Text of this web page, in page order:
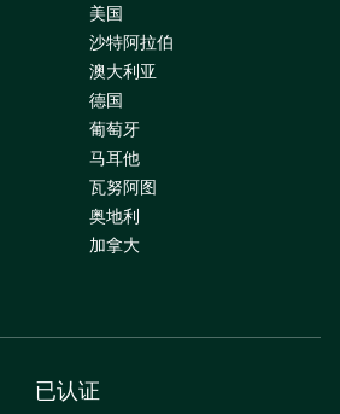
美国
沙特阿拉伯
澳大利亚
德国
葡萄牙
马耳他
瓦努阿图
奥地利
加拿大
已认证